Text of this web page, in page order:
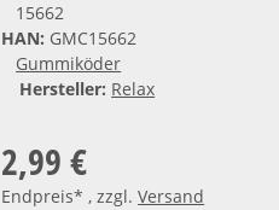
15662
HAN: GMC15662
Gummiköder
Hersteller: Relax
2,99 €
Endpreis* , zzgl.Versand